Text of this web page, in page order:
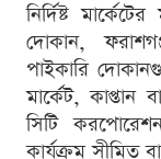
নির্দিষ্ট
দোকান,
পাইকারি
মার্কেট, কাপ্তান
সিটি
কার্যক্রম সীমিত